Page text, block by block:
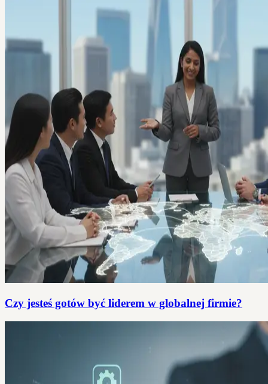
Czy jesteś gotów być liderem w globalnej firmie?